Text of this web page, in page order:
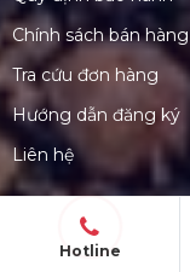
Chính sách bán hàng
Tra cứu đơn hàng
Hướng dẫn đăng ký
Liên hệ
Hotline